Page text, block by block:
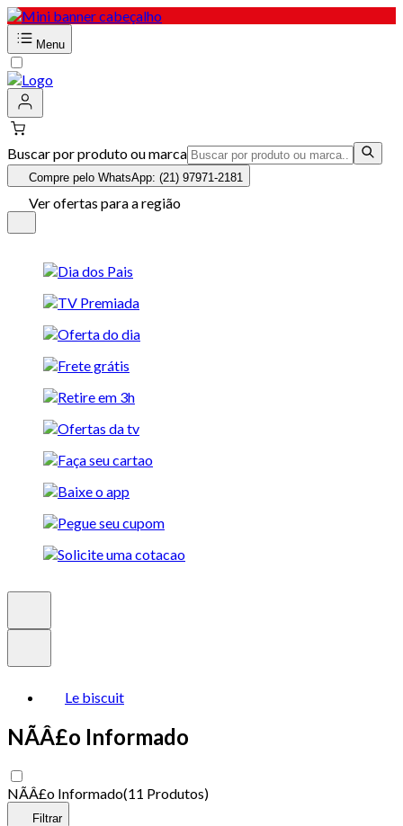
Menu
Buscar por produto ou marca
Compre pelo WhatsApp: (21) 97971-2181
Ver ofertas para a região
Le biscuit
NÃÂ£o Informado
NÃÂ£o Informado(11 Produtos)
Filtrar